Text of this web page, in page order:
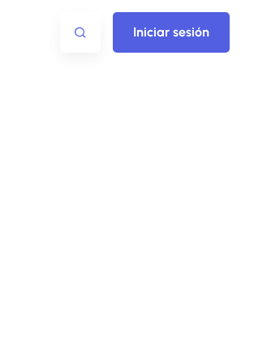
Iniciar sesión